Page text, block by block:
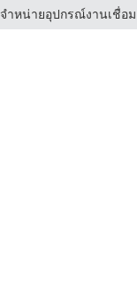
จำหน่ายอุปกรณ์งานเชื่อม